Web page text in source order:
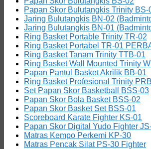
Papan Skor Bulutangkis Trinity BS-
Jaring Bulutangkis BN-02
Jaring Bulutangkis BN-01
Ring Basket Portable Trinity TR-02
Ring Basket Portabel TR-01
Ring Basket Tanam Trinity TTB-01
Ring Basket Wall Mounted Trinity
Papan Pantul Basket Akrilik BB-01
Ring Basket Profesional Trinity
Set Papan Skor Basketball BSS-03
Papan Skor Bola Basket BSS-02
Papan Skor Basket Set BSS-01
Scoreboard Karate Fighter KS-01
Papan Skor Digital Yudo Fighter
Matras Kempo Perkemi KP-30
Matras Pencak Silat PS-30 Fighter